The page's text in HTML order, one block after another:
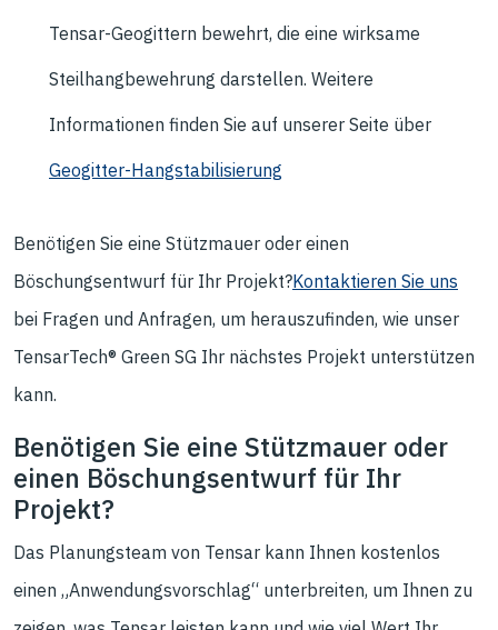
Tensar-Geogittern bewehrt, die eine wirksame
Steilhangbewehrung darstellen. Weitere
Informationen finden Sie auf unserer Seite über
Geogitter-Hangstabilisierung
Benötigen Sie eine Stützmauer oder einen
Böschungsentwurf für Ihr Projekt?Kontaktieren Sie uns
bei Fragen und Anfragen, um herauszufinden, wie unser
TensarTech® Green SG Ihr nächstes Projekt unterstützen
kann.
Benötigen Sie eine Stützmauer oder
einen Böschungsentwurf für Ihr
Projekt?
Das Planungsteam von Tensar kann Ihnen kostenlos
einen „Anwendungsvorschlag“ unterbreiten, um Ihnen zu